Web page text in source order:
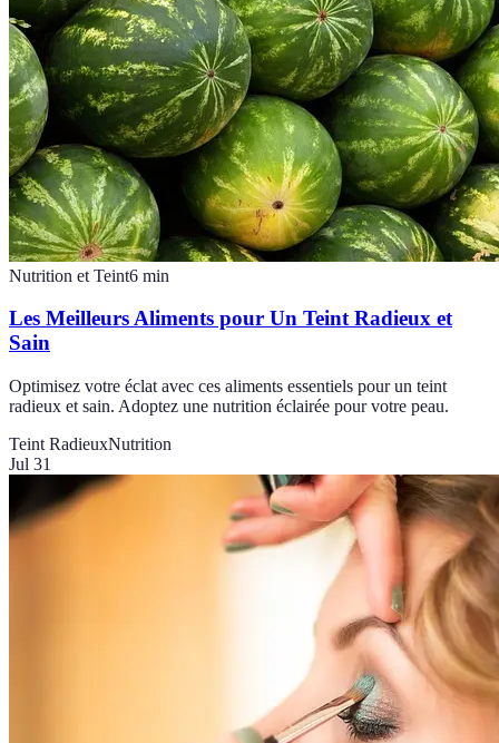
Nutrition et Teint6 min
Les Meilleurs Aliments pour Un Teint Radieux et
Sain
Optimisez votre éclat avec ces aliments essentiels pour un teint
radieux et sain. Adoptez une nutrition éclairée pour votre peau.
Teint RadieuxNutrition
Jul 31